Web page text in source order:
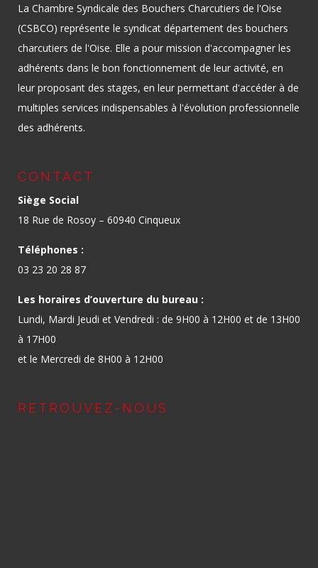
La Chambre Syndicale des Bouchers Charcutiers de l'Oise
(CSBCO) représente le syndicat département des bouchers
charcutiers de l'Oise. Elle a pour mission d'accompagner les
adhérents dans le bon fonctionnement de leur activité, en
leur proposant des stages, en leur permettant d'accéder à de
multiples services indispensables à l'évolution professionnelle
des adhérents.
CONTACT
Siège Social
18 Rue de Rosoy – 60940 Cinqueux
Téléphones :
03 23 20 28 87
Les horaires d’ouverture du bureau :
Lundi, Mardi Jeudi et Vendredi : de 9H00 à 12H00 et de 13H00
à 17H00
et le Mercredi de 8H00 à 12H00
RETROUVEZ-NOUS